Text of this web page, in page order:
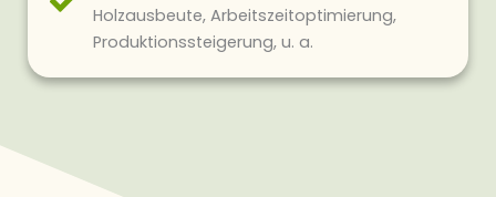
Holzausbeute, Arbeitszeitoptimierung,
Produktionssteigerung, u. a.